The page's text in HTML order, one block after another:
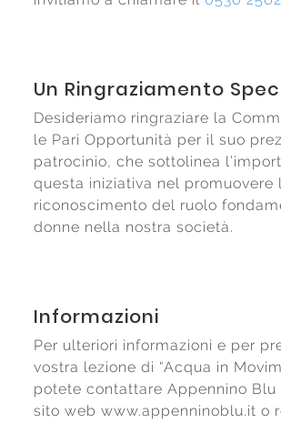
Un Ringraziamento
Desideriamo ringraziare la
le Pari Opportunità per il suo
patrocinio, che sottolinea
questa iniziativa nel promuovere
riconoscimento del ruolo
donne nella nostra società.
Informazioni
Per ulteriori informazioni e per
vostra lezione di “Acqua in
potete contattare Appennino
sito web www.appenninoblu.it o